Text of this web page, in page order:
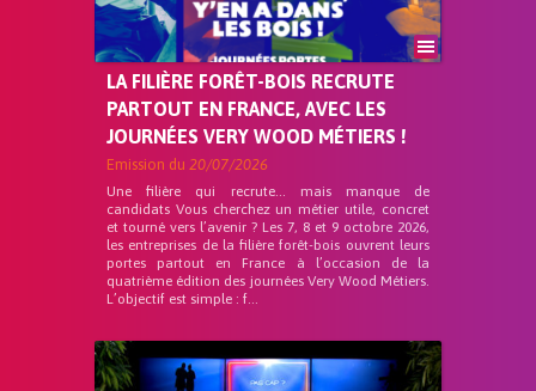
LA FILIÈRE FORÊT-BOIS RECRUTE
PARTOUT EN FRANCE, AVEC LES
JOURNÉES VERY WOOD MÉTIERS !
Emission du 20/07/2026
Une filière qui recrute… mais manque de
candidats Vous cherchez un métier utile, concret
et tourné vers l’avenir ? Les 7, 8 et 9 octobre 2026,
les entreprises de la filière forêt-bois ouvrent leurs
portes partout en France à l’occasion de la
quatrième édition des journées Very Wood Métiers.
L’objectif est simple : f...